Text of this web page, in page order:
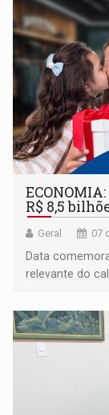
R$ 8,5
Geral 07
Data
relevante do
média do